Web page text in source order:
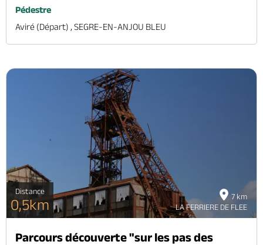
Pédestre
Aviré (départ) , SEGRE-EN-ANJOU BLEU
7 km
LA FERRIERE DE FLEE
Distance
0,5km
Parcours découverte "sur les pas des